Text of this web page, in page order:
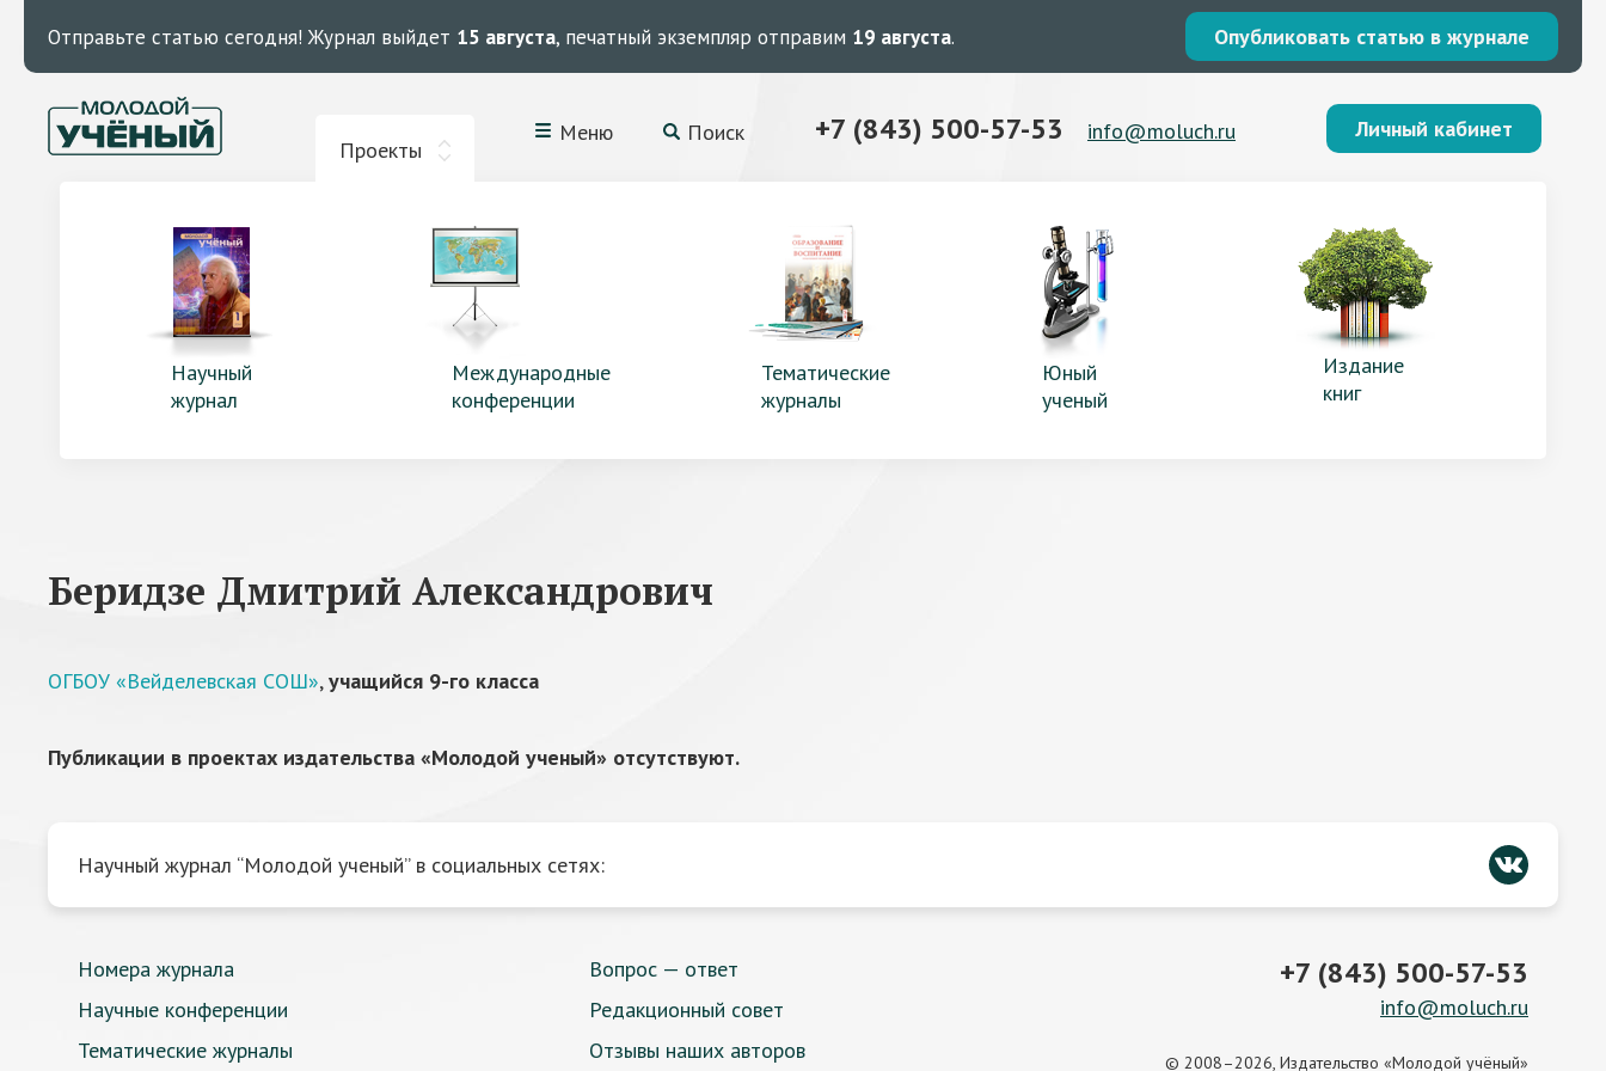
Отправьте статью сегодня! Журнал выйдет 15 августа, печатный экземпляр отправим 19 августа. Опубликовать статью в журнале
Проекты
Меню Поиск +7 (843) 500-57-53 info@moluch.ru Личный кабинет
Научный
журнал
Международные
конференции
Тематические
журналы
Юный
ученый
Издание
книг
Беридзе Дмитрий Александрович
ОГБОУ «Вейделевская СОШ»,учащийся 9-го класса
Публикации в проектах издательства «Молодой ученый» отсутствуют.
Научный журнал “Молодой ученый” в социальных сетях:
Номера журнала
Научные конференции
Тематические журналы
Вопрос — ответ
Редакционный совет
Отзывы наших авторов
+7 (843) 500-57-53
info@moluch.ru
© 2008–2026, Издательство «Молодой учёный»